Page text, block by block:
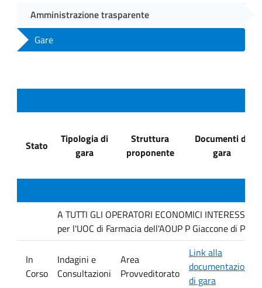
Amministrazione trasparente
Gare
Stato
Tipologia di
gara
Struttura
proponente
Documenti di
gara
A TUTTI GLI OPERATORI ECONOMICI
per l'UOC di Farmacia dell'AOUP P Giaccone di
In
Corso
Indagini e
Consultazioni
Area
Provveditorato
Link alla
documentazione
di gara